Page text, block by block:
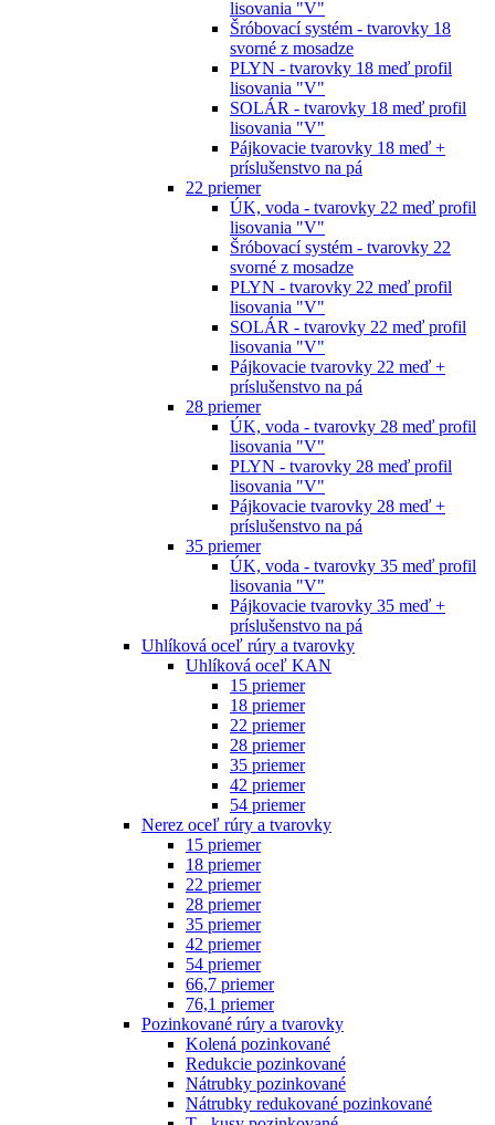
lisovania "V"
Šróbovací systém - tvarovky 18
svorné z mosadze
PLYN - tvarovky 18 meď profil
lisovania "V"
SOLÁR - tvarovky 18 meď profil
lisovania "V"
Pájkovacie tvarovky 18 meď +
príslušenstvo na pá
22 priemer
ÚK, voda - tvarovky 22 meď profil
lisovania "V"
Šróbovací systém - tvarovky 22
svorné z mosadze
PLYN - tvarovky 22 meď profil
lisovania "V"
SOLÁR - tvarovky 22 meď profil
lisovania "V"
Pájkovacie tvarovky 22 meď +
príslušenstvo na pá
28 priemer
ÚK, voda - tvarovky 28 meď profil
lisovania "V"
PLYN - tvarovky 28 meď profil
lisovania "V"
Pájkovacie tvarovky 28 meď +
príslušenstvo na pá
35 priemer
ÚK, voda - tvarovky 35 meď profil
lisovania "V"
Pájkovacie tvarovky 35 meď +
príslušenstvo na pá
Uhlíková oceľ rúry a tvarovky
Uhlíková oceľ KAN
15 priemer
18 priemer
22 priemer
28 priemer
35 priemer
42 priemer
54 priemer
Nerez oceľ rúry a tvarovky
15 priemer
18 priemer
22 priemer
28 priemer
35 priemer
42 priemer
54 priemer
66,7 priemer
76,1 priemer
Pozinkované rúry a tvarovky
Kolená pozinkované
Redukcie pozinkované
Nátrubky pozinkované
Nátrubky redukované pozinkované